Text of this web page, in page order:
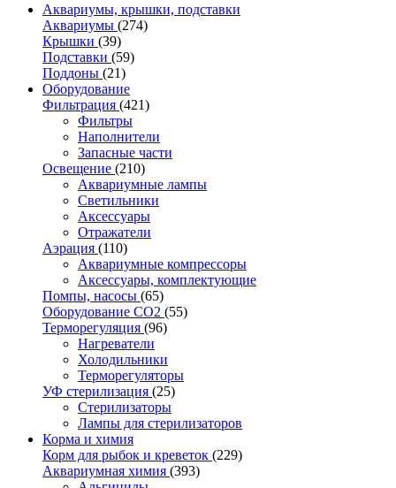
Аквариумы, крышки, подставки
Аквариумы (274)
Крышки (39)
Подставки (59)
Поддоны (21)
Оборудование
Фильтрация (421)
Фильтры
Наполнители
Запасные части
Освещение (210)
Аквариумные лампы
Светильники
Аксессуары
Отражатели
Аэрация (110)
Аквариумные компрессоры
Аксессуары, комплектующие
Помпы, насосы (65)
Оборудование CO2 (55)
Терморегуляция (96)
Нагреватели
Холодильники
Терморегуляторы
УФ стерилизация (25)
Стерилизаторы
Лампы для стерилизаторов
Корма и химия
Корм для рыбок и креветок (229)
Аквариумная химия (393)